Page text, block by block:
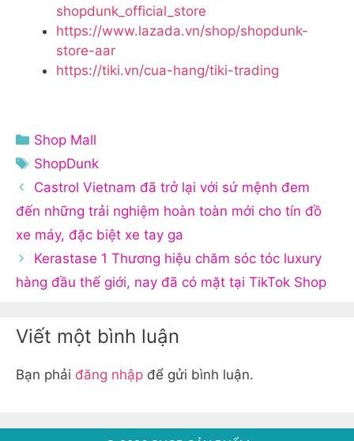
shopdunk_official_store
https://www.lazada.vn/shop/shopdunk-
store-aar
https://tiki.vn/cua-hang/tiki-trading
Danh
mục
Shop Mall
Thẻ
ShopDunk
Castrol Vietnam đã trở lại với sứ mệnh đem
đến những trải nghiệm hoàn toàn mới cho tín đồ
xe máy, đặc biệt xe tay ga
Kerastase 1 Thương hiệu chăm sóc tóc luxury
hàng đầu thế giới, nay đã có mặt tại TikTok Shop
Viết một bình luận
Bạn phải đăng nhập để gửi bình luận.